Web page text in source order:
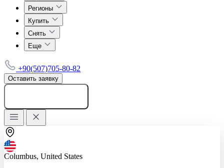
Регионы
Купить
Снять
Еще
+90(507)705-80-82
Оставить заявку
Columbus, United States